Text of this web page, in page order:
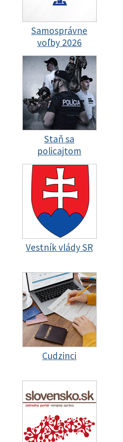
Samosprávne
voľby 2026
Staň sa
policajtom
Vestník vlády SR
Cudzinci